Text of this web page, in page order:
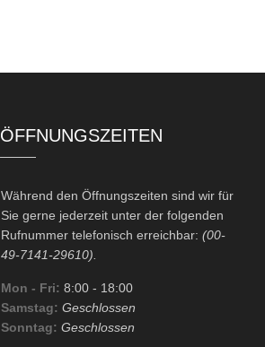
ÖFFNUNGSZEITEN
Während den Öffnungszeiten sind wir für
Sie gerne jederzeit unter der folgenden
Rufnummer telefonisch erreichbar: (00-
49-7141-29610).
Mon - Fri: 8:00 - 18:00
Samstag: Geschlossen
Sonntag: Geschlossen